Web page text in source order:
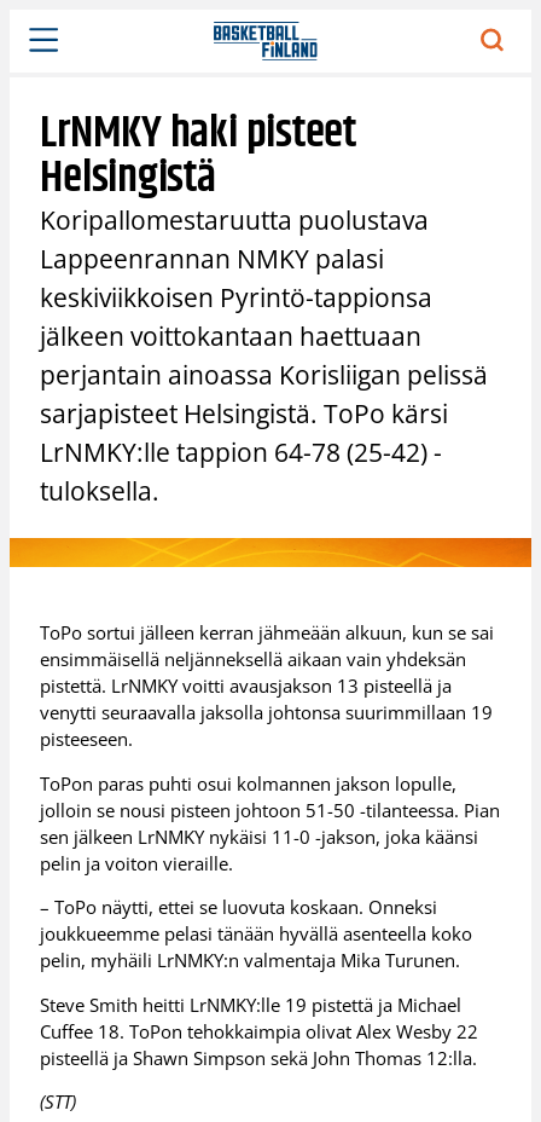
Siirry
sisältöön
LrNMKY haki pisteet
Helsingistä
Koripallomestaruutta puolustava
Lappeenrannan NMKY palasi
keskiviikkoisen Pyrintö-tappionsa
jälkeen voittokantaan haettuaan
perjantain ainoassa Korisliigan pelissä
sarjapisteet Helsingistä. ToPo kärsi
LrNMKY:lle tappion 64-78 (25-42) -
tuloksella.
ToPo sortui jälleen kerran jähmeään alkuun, kun se sai
ensimmäisellä neljänneksellä aikaan vain yhdeksän
pistettä. LrNMKY voitti avausjakson 13 pisteellä ja
venytti seuraavalla jaksolla johtonsa suurimmillaan 19
pisteeseen.
ToPon paras puhti osui kolmannen jakson lopulle,
jolloin se nousi pisteen johtoon 51-50 -tilanteessa. Pian
sen jälkeen LrNMKY nykäisi 11-0 -jakson, joka käänsi
pelin ja voiton vieraille.
– ToPo näytti, ettei se luovuta koskaan. Onneksi
joukkueemme pelasi tänään hyvällä asenteella koko
pelin, myhäili LrNMKY:n valmentaja Mika Turunen.
Steve Smith heitti LrNMKY:lle 19 pistettä ja Michael
Cuffee 18. ToPon tehokkaimpia olivat Alex Wesby 22
pisteellä ja Shawn Simpson sekä John Thomas 12:lla.
(STT)